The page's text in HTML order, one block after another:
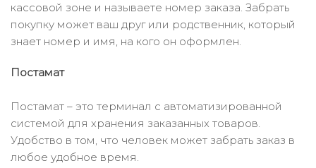
кассовой зоне и называете номер заказа. Забрать
покупку может ваш друг или родственник, который
знает номер и имя, на кого он оформлен.
Постамат
Постамат – это терминал с автоматизированной
системой для хранения заказанных товаров.
Удобство в том, что человек может забрать заказ в
любое удобное время.